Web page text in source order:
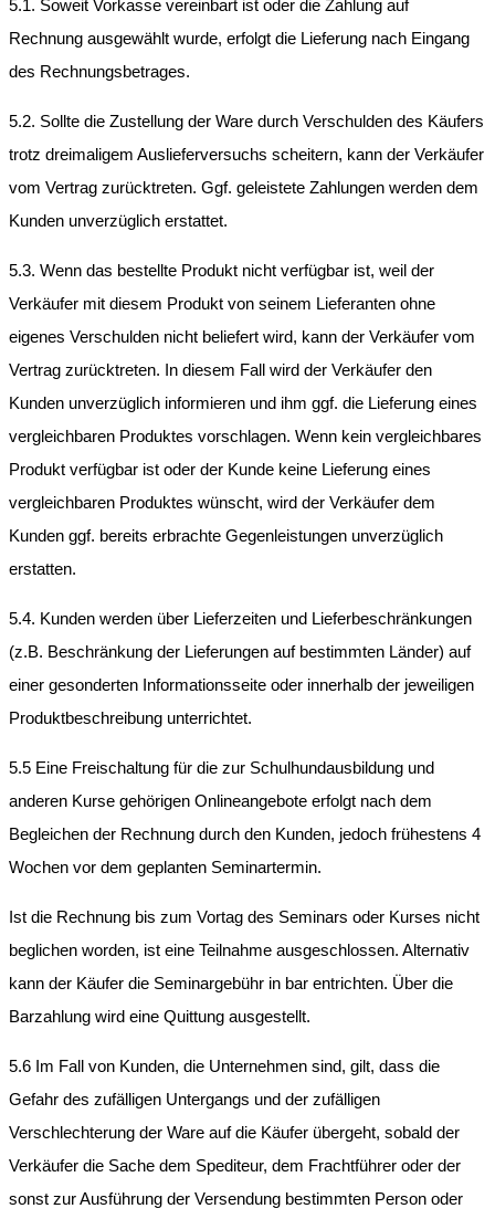
5.1. Soweit Vorkasse vereinbart ist oder die Zahlung auf
Rechnung ausgewählt wurde, erfolgt die Lieferung nach Eingang
des Rechnungsbetrages.
5.2. Sollte die Zustellung der Ware durch Verschulden des Käufers
trotz dreimaligem Auslieferversuchs scheitern, kann der Verkäufer
vom Vertrag zurücktreten. Ggf. geleistete Zahlungen werden dem
Kunden unverzüglich erstattet.
5.3. Wenn das bestellte Produkt nicht verfügbar ist, weil der
Verkäufer mit diesem Produkt von seinem Lieferanten ohne
eigenes Verschulden nicht beliefert wird, kann der Verkäufer vom
Vertrag zurücktreten. In diesem Fall wird der Verkäufer den
Kunden unverzüglich informieren und ihm ggf. die Lieferung eines
vergleichbaren Produktes vorschlagen. Wenn kein vergleichbares
Produkt verfügbar ist oder der Kunde keine Lieferung eines
vergleichbaren Produktes wünscht, wird der Verkäufer dem
Kunden ggf. bereits erbrachte Gegenleistungen unverzüglich
erstatten.
5.4. Kunden werden über Lieferzeiten und Lieferbeschränkungen
(z.B. Beschränkung der Lieferungen auf bestimmten Länder) auf
einer gesonderten Informationsseite oder innerhalb der jeweiligen
Produktbeschreibung unterrichtet.
5.5 Eine Freischaltung für die zur Schulhundausbildung und
anderen Kurse gehörigen Onlineangebote erfolgt nach dem
Begleichen der Rechnung durch den Kunden, jedoch frühestens 4
Wochen vor dem geplanten Seminartermin.
Ist die Rechnung bis zum Vortag des Seminars oder Kurses nicht
beglichen worden, ist eine Teilnahme ausgeschlossen. Alternativ
kann der Käufer die Seminargebühr in bar entrichten. Über die
Barzahlung wird eine Quittung ausgestellt.
5.6 Im Fall von Kunden, die Unternehmen sind, gilt, dass die
Gefahr des zufälligen Untergangs und der zufälligen
Verschlechterung der Ware auf die Käufer übergeht, sobald der
Verkäufer die Sache dem Spediteur, dem Frachtführer oder der
sonst zur Ausführung der Versendung bestimmten Person oder